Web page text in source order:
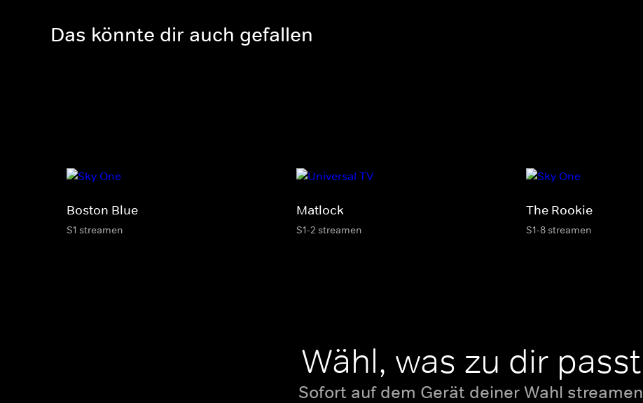
Das könnte dir auch gefallen
Boston Blue
S1 streamen
Matlock
S1-2 streamen
The Rookie
S1-8 streamen
Wähl, was zu dir passt
Sofort auf dem Gerät deiner Wahl streamen